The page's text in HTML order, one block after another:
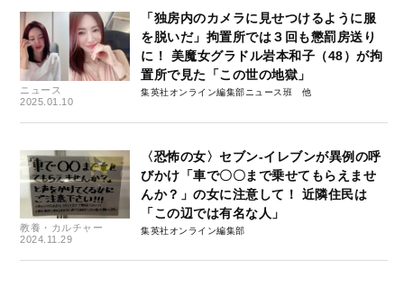
ニュース
2025.01.10
「独房内のカメラに見せつけるように服
を脱いだ」拘置所では３回も懲罰房送り
に！ 美魔女グラドル岩本和子（48）が拘
置所で見た「この世の地獄」
集英社オンライン編集部ニュース班
教養・カルチャー
2024.11.29
〈恐怖の女〉セブン-イレブンが異例の呼
びかけ「車で〇〇まで乗せてもらえませ
んか？」の女に注意して！ 近隣住民は
「この辺では有名な人」
集英社オンライン編集部